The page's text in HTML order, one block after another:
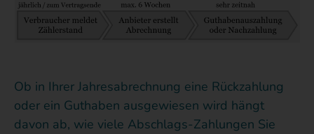
Ob in Ihrer Jahresabrechnung eine Rückzahlung
oder ein Guthaben ausgewiesen wird hängt
davon ab, wie viele Abschlags-Zahlungen Sie